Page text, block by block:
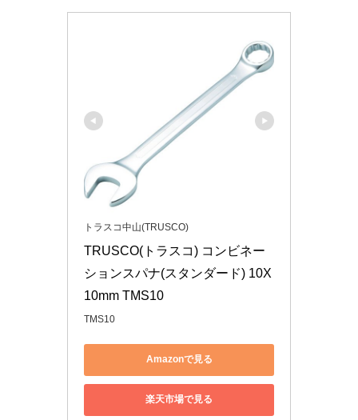
トラスコ中山(TRUSCO)
TRUSCO(トラスコ) コンビネー
ションスパナ(スタンダード) 10X
10mm TMS10
TMS10
Amazonで見る
楽天市場で見る